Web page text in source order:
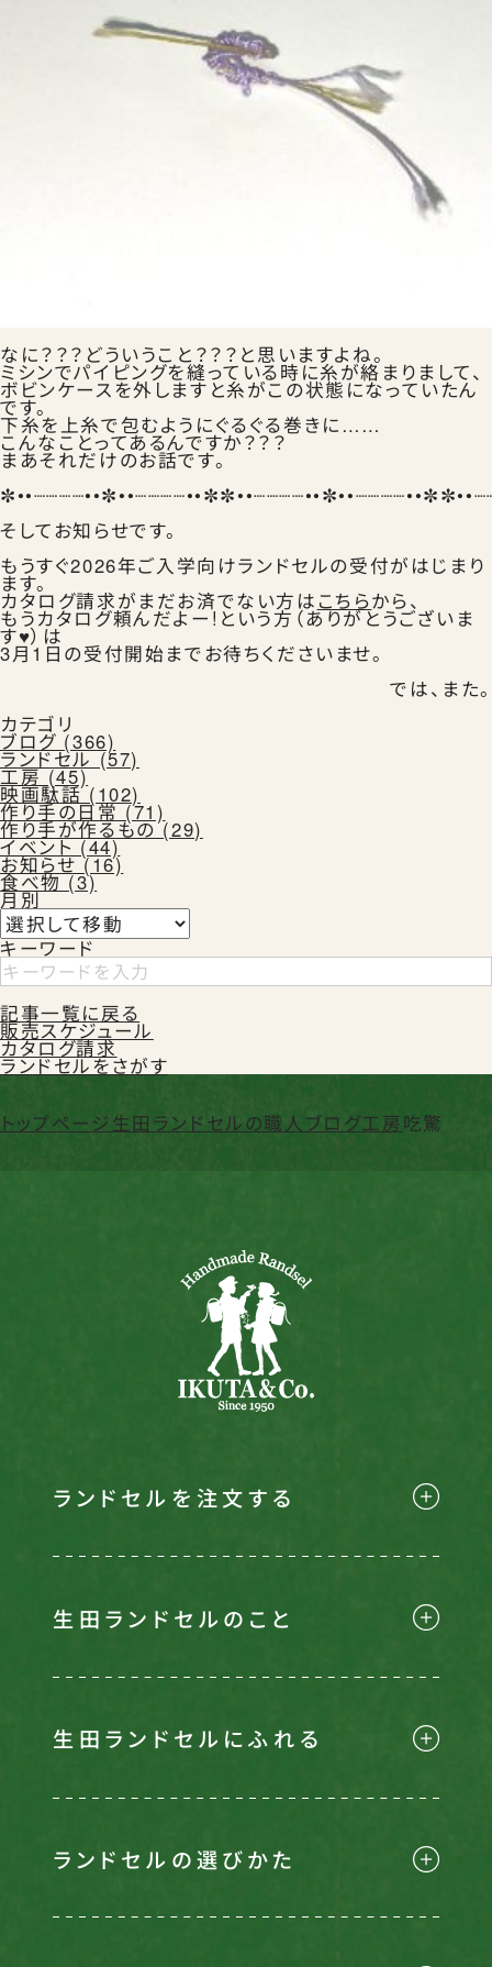
ランドセルの選びかた
お問合せ
InstagramFacebook X
会社概要 特定商取引法に基づく表記
お買い物ガイド
プライバシーポリシー
なに？？？どういうこと？？？と思いますよね。
ミシンでパイピングを縫っている時に糸が絡まりまして、
ボビンケースを外しますと糸がこの状態になっていたん
です。
下糸を上糸で包むようにぐるぐる巻きに……
こんなことってあるんですか？？？
まあそれだけのお話です。
そしてお知らせです。
もうすぐ2026年ご入学向けランドセルの受付がはじまり
ます。
カタログ請求がまだお済でない方は こちらから、
もうカタログ頼んだよー!という方（ありがとうございま
す♥）は
3月1日の受付開始までお待ちくださいませ。
では、また。
カテゴリ
ブログ (366)
ランドセル (57)
工房 (45)
映画駄話 (102)
作り手の日常 (71)
作り手が作るもの (29)
イベント (44)
お知らせ (16)
食べ物 (3)
月別
キーワード
記事一覧に戻る
販売スケジュール
カタログ請求
ランドセルをさがす
トップページ 生田ランドセルの職人ブログ工房吃驚
ランドセルを注文する
生田ランドセルのこと
生田ランドセルにふれる
ランドセルの選びかた